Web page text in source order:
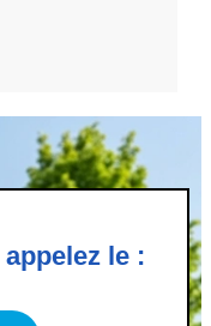
le :